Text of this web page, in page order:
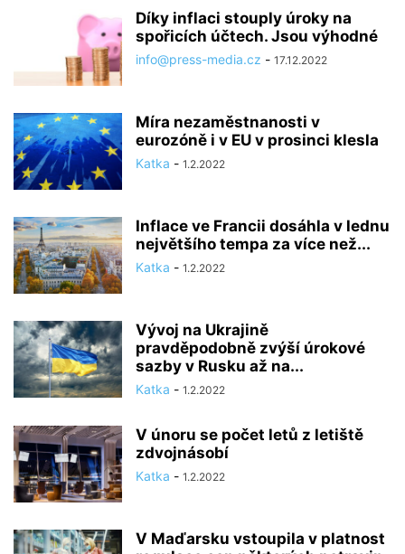
Díky inflaci stouply úroky na
spořicích účtech. Jsou výhodné
info@press-media.cz - 17.12.2022
Míra nezaměstnanosti v
eurozóně i v EU v prosinci klesla
Katka - 1.2.2022
Inflace ve Francii dosáhla v lednu
největšího tempa za více než...
Katka - 1.2.2022
Vývoj na Ukrajině
pravděpodobně zvýší úrokové
sazby v Rusku až na...
Katka - 1.2.2022
V únoru se počet letů z letiště
zdvojnásobí
Katka - 1.2.2022
V Maďarsku vstoupila v platnost